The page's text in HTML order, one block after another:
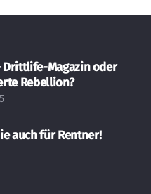
Drittlife-Magazin oder
Rebellion?
auch für Rentner!